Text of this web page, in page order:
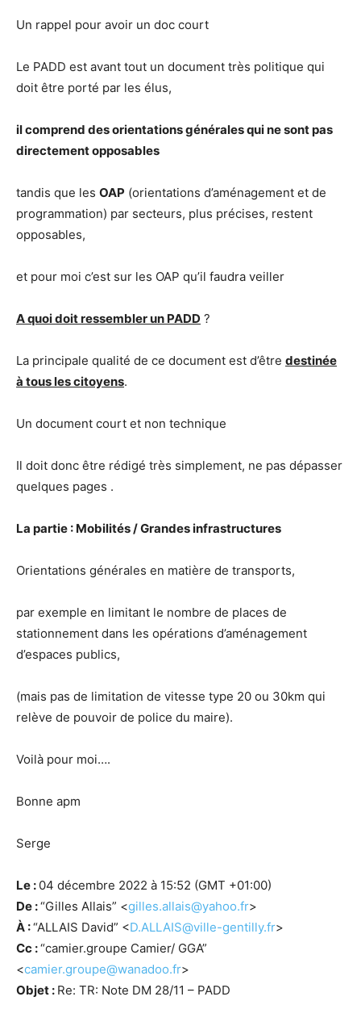
Un rappel pour avoir un doc court
Le PADD est avant tout un document très politique qui
doit être porté par les élus,
il comprend des orientations générales qui ne sont pas
directement opposables
tandis que les OAP (orientations d’aménagement et de
programmation) par secteurs, plus précises, restent
opposables,
et pour moi c’est sur les OAP qu’il faudra veiller
A quoi doit ressembler un PADD ?
La principale qualité de ce document est d’être destinée
à tous les citoyens.
Un document court et non technique
Il doit donc être rédigé très simplement, ne pas dépasser
quelques pages .
La partie : Mobilités / Grandes infrastructures
Orientations générales en matière de transports,
par exemple en limitant le nombre de places de
stationnement dans les opérations d’aménagement
d’espaces publics,
(mais pas de limitation de vitesse type 20 ou 30km qui
relève de pouvoir de police du maire).
Voilà pour moi….
Bonne apm
Serge
Le : 04 décembre 2022 à 15:52 (GMT +01:00)
De :“Gilles Allais” <gilles.allais@yahoo.fr>
À :“ALLAIS David” <D.ALLAIS@ville-gentilly.fr>
Cc :“camier.groupe Camier/ GGA”
<camier.groupe@wanadoo.fr>
Objet : Re: TR: Note DM 28/11 – PADD